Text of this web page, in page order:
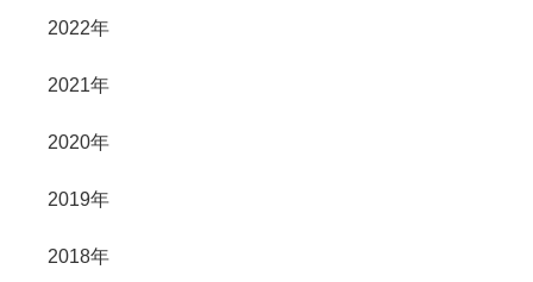
2022年
2021年
2020年
2019年
2018年